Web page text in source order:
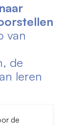
van
de
leren
de